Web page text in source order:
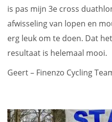
is pas mijn 3e cross
afwisseling van lopen en
erg leuk om te doen. Dat
resultaat is helemaal mooi.
Geert – Finenzo Cycling